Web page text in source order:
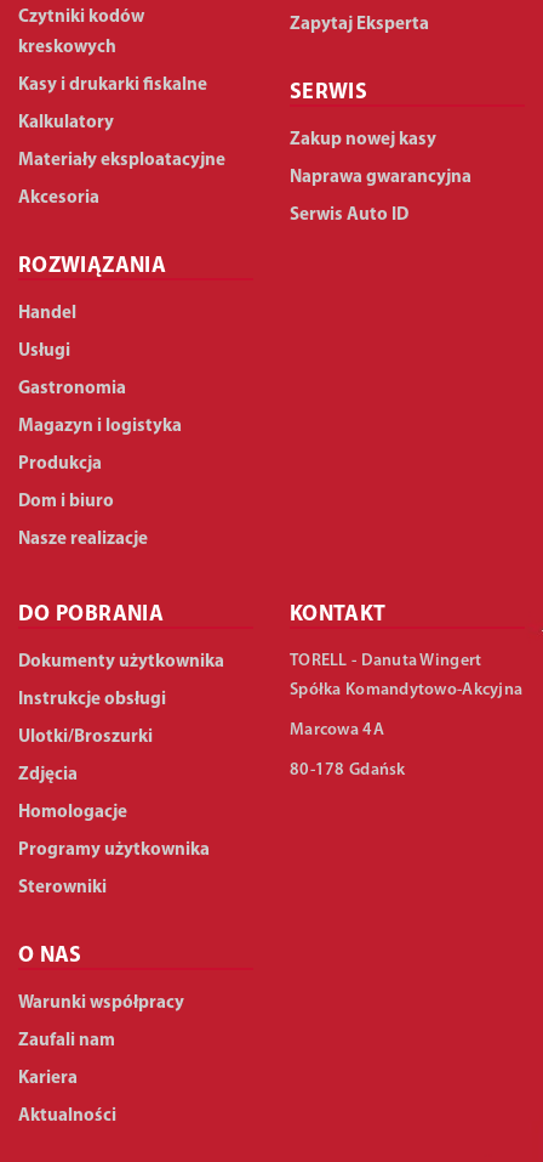
Czytniki kodów
kreskowych
Kasy i drukarki fiskalne
Kalkulatory
Materiały eksploatacyjne
Akcesoria
ROZWIĄZANIA
Handel
Usługi
Gastronomia
Magazyn i logistyka
Produkcja
Dom i biuro
Nasze realizacje
Zapytaj Eksperta
SERWIS
Zakup nowej kasy
Naprawa gwarancyjna
Serwis Auto ID
DO POBRANIA
Dokumenty użytkownika
Instrukcje obsługi
Ulotki/Broszurki
Zdjęcia
Homologacje
Programy użytkownika
Sterowniki
O NAS
Warunki współpracy
Zaufali nam
Kariera
Aktualności
KONTAKT
TORELL - Danuta Wingert
Spółka Komandytowo-Akcyjna
Marcowa 4A
80-178 Gdańsk